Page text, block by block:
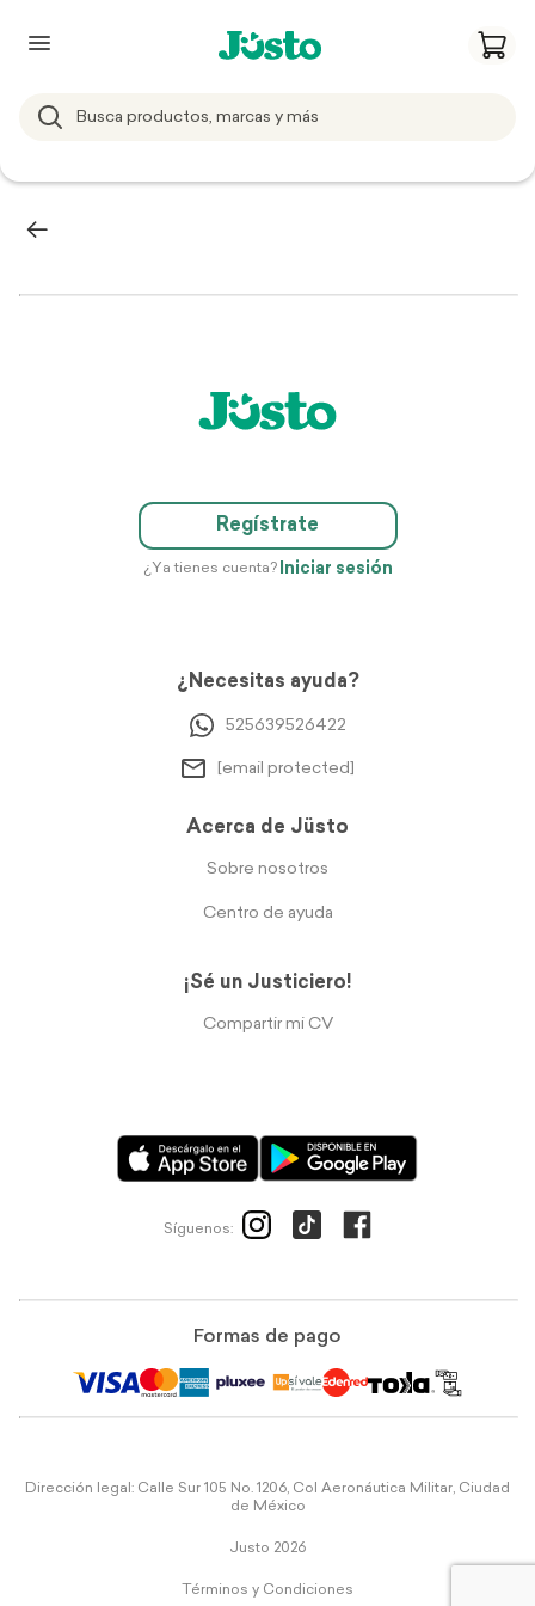
Regístrate
¿Ya tienes cuenta? Iniciar sesión
¿Necesitas ayuda?
525639526422
[email protected]
Acerca de Jüsto
Sobre nosotros
Centro de ayuda
¡Sé un Justiciero!
Compartir mi CV
Síguenos:
Formas de pago
Dirección legal: Calle Sur 105 No. 1206, Col Aeronáutica Militar, Ciudad
de México
Justo 2026
Términos y Condiciones